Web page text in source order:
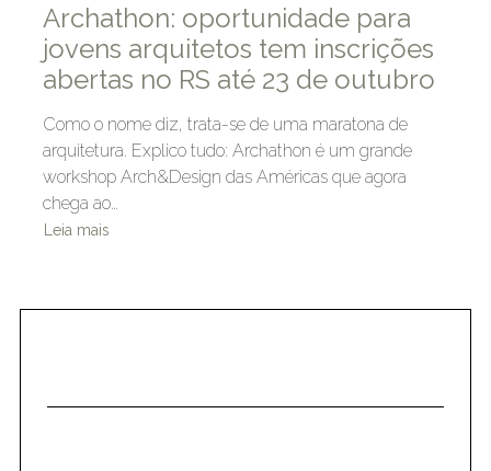
Archathon: oportunidade para
jovens arquitetos tem inscrições
abertas no RS até 23 de outubro
Como o nome diz, trata-se de uma maratona de
arquitetura. Explico tudo: Archathon é um grande​ ​​
workshop​ ​Arch&Design​ ​das​ ​Américas que agora​ ​
chega​ ​ao​…
Leia mais